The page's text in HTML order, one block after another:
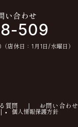
い合わせ
509
店休日：1月1日/水曜日）
質問 お問い合わせ
個人情報保護方針